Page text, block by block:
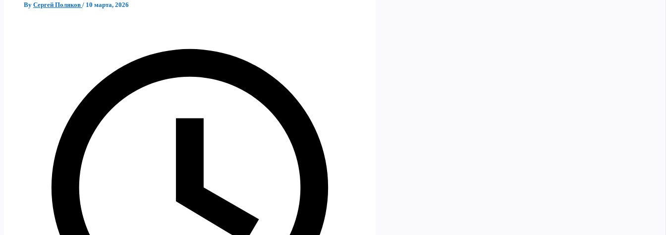
By Сергей Поляков / 10 марта, 2026